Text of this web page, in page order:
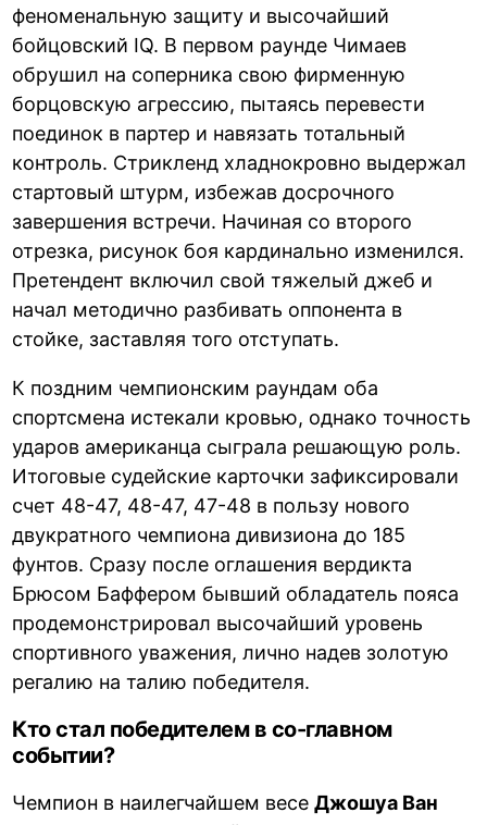
феноменальную защиту и высочайший
бойцовский IQ. В первом раунде Чимаев
обрушил на соперника свою фирменную
борцовскую агрессию, пытаясь перевести
поединок в партер и навязать тотальный
контроль. Стрикленд хладнокровно выдержал
стартовый штурм, избежав досрочного
завершения встречи. Начиная со второго
отрезка, рисунок боя кардинально изменился.
Претендент включил свой тяжелый джеб и
начал методично разбивать оппонента в
стойке, заставляя того отступать.
К поздним чемпионским раундам оба
спортсмена истекали кровью, однако точность
ударов американца сыграла решающую роль.
Итоговые судейские карточки зафиксировали
счет 48-47, 48-47, 47-48 в пользу нового
двукратного чемпиона дивизиона до 185
фунтов. Сразу после оглашения вердикта
Брюсом Баффером бывший обладатель пояса
продемонстрировал высочайший уровень
спортивного уважения, лично надев золотую
регалию на талию победителя.
Кто стал победителем в со-главном
событии?
Чемпион в наилегчайшем весеДжошуа Ван